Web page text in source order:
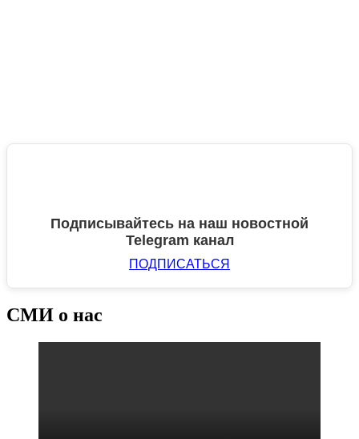
Подписывайтесь на наш новостной
Telegram канал
ПОДПИСАТЬСЯ
СМИ о нас